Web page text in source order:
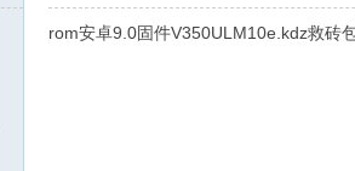
rom安卓9.0固件V350ULM10e.kdz救砖